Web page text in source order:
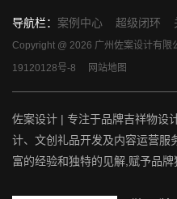
导航栏： 案例中心 超级闭环
Copyright @ 2026 广州佐案设计有
19120128号-8
网站地图
佐案设计 | 专注于品牌吉祥物设
计、文创礼品开发及内容运营服
富的经验和独特的见解,赋予品牌